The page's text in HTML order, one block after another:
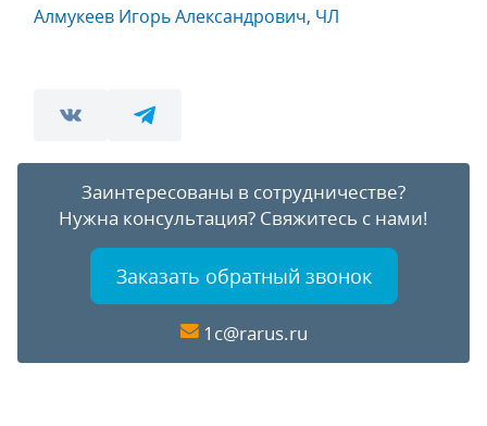
Алмукеев Игорь Александрович, ЧЛ
Заинтересованы в сотрудничестве?
Нужна консультация? Свяжитесь с нами!
Заказать обратный звонок
1c@rarus.ru